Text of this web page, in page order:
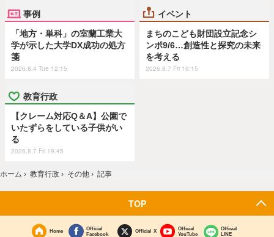
事例
「地方・単科」の室蘭工業大
学が示した大学DX成功の処方
箋
2026.8.4 Tue 12:15
イベント
まちのこども財団設立記念シ
ンポ9/6…創造性と探究の未来
を考える
2026.8.7 Fri 16:15
教育行政
【クレーム対応Q＆A】公園で
いたずらをしている子供がい
る
2026.8.7 Fri 19:45
ホーム › 教育行政 › その他 › 記事
TOP
Home
Official
Facebook
Official X
Official
YouTube
Official
LINE